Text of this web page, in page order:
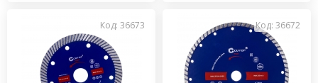
Код: 36673 Код: 36672